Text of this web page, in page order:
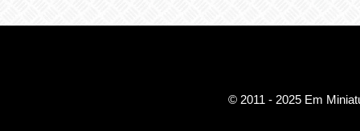
© 2011 - 2025 Em